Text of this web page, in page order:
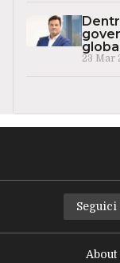
23 Mar
Seguici
About